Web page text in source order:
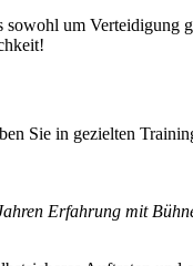
um Verteidigung
Sie in gezielten
Erfahrung mit